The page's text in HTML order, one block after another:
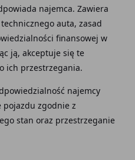
najemca. Zawiera
auta, zasad
finansowej w
ją, akceptuje się te
ich przestrzegania.
najemcy
zgodnie z
stan oraz przestrzeganie